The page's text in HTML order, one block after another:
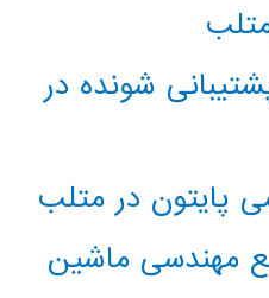
شونده در
پایتون در متلب
مهندسی ماشین